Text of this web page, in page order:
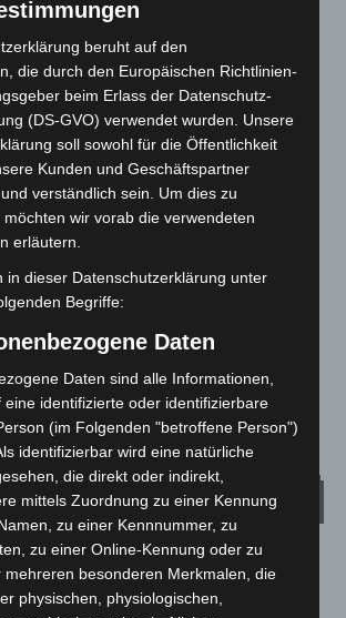
Hannover: 21 neue
starten beim Roten
läuft mit Hockeyschläger über
– Polizei sucht Zeugen
Celle: Mensch stirbt bei Bagger-Unfall
Baustelle
Wetter
beruht auf den
die durch den Europäischen Richtlinien-
beim Erlass der Datenschutz-
(DS-GVO) verwendet wurden. Unsere
soll sowohl für die Öffentlichkeit
Kunden und Geschäftspartner
verständlich sein. Um dies zu
wir vorab die verwendeten
erläutern.
in dieser Datenschutzerklärung unter
Begriffe:
Daten
Daten sind alle Informationen,
eine identifizierte oder identifizierbare
(im Folgenden "betroffene Person")
identifizierbar wird eine natürliche
die direkt oder indirekt,
mittels Zuordnung zu einer Kennung
zu einer Kennnummer, zu
zu einer Online-Kennung oder zu
mehreren besonderen Merkmalen, die
physischen, physiologischen,